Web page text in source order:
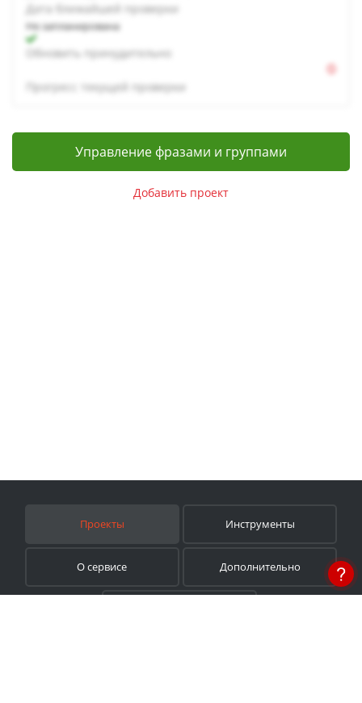
Дата ближайшей проверки
Не запланирована
Обновить принудительно
Прогресс текущей проверки
Управление фразами и группами
Добавить проект
Проекты Инструменты
О сервисе Дополнительно